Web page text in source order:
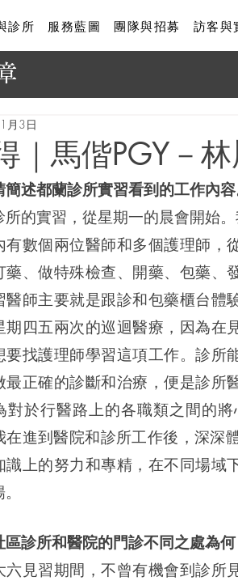
診所 服務藍圖 團隊與招募 訪客與
｜馬偕PGY－
月3日
述都蘭診所實習看到的工作內容
所的實習，從星期一的晨會開始
有數個兩位醫師和多個護理師，
藥、做特殊檢查、開藥、包藥、
醫師主要就是跟診和包藥櫃台體
期四五兩次的巡迴醫療，因為在
要找護理師學習這項工作。診所
最正確的診斷和治療，便是診所
對於行醫路上的各職類之間的
在進到醫院和診所工作後，深深
識上的努力和專精，在不同場域
區診所和醫院的門診不同之處為何
六見習期間，不曾有機會到診所